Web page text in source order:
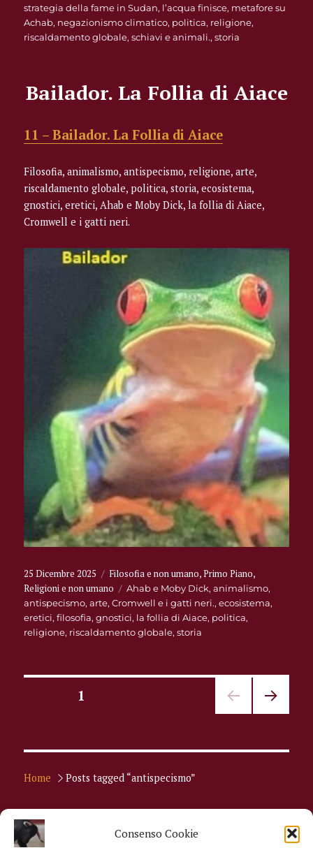
Consenso Cookie
strategia della fame in Sudan, l’acqua finisce, metafore su
Achab, negazionismo climatico, politica, religione,
riscaldamento globale,schiavi e animali.,storia
Bailador. La Follia di Aiace
11 – Bailador. La Follia di Aiace
Filosofia, animalismo, antispecismo, religione, arte,
riscaldamento globale, politica, storia, ecosistema,
gnostici, eretici, Ahab e Moby Dick, la follia di Aiace,
Cromwell e i gatti neri.
Pubblicato
il
25 Dicembre 2025 Categorie
Filosofia e non umano,Primo Piano,
Religioni e non umano
Tag
Ahab e Moby Dick,animalismo,
antispecismo,arte,Cromwell e i gatti neri.,ecosistema,
eretici,filosofia,gnostici, la follia di Aiace, politica,
religione, riscaldamento globale,storia
Paginazione
articoli
PAGINA1
SUCC
Home Posts tagged “antispecismo”
Home